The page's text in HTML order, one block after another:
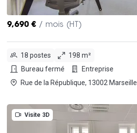
9,690 € / mois (HT)
18 postes
198 m²
Bureau fermé
Entreprise
Rue de la République, 13002 Marseille
Visite 3D